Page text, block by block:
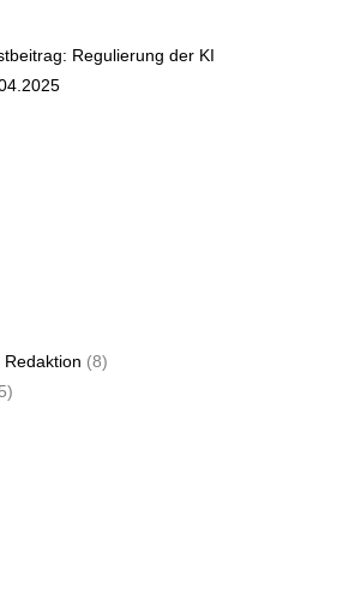
Regulierung der KI
(8)